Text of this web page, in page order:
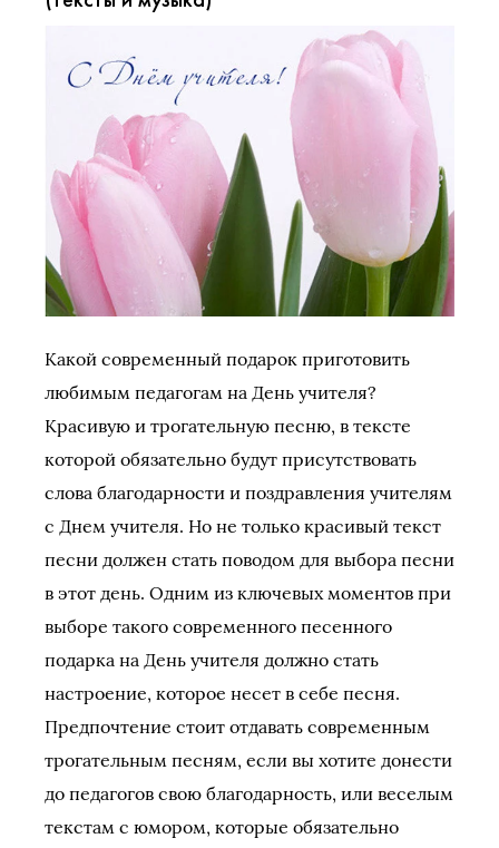
Какой современный подарок приготовить
любимым педагогам на День учителя?
Красивую и трогательную песню, в тексте
которой обязательно будут присутствовать
слова благодарности и поздравления учителям
с Днем учителя. Но не только красивый текст
песни должен стать поводом для выбора песни
в этот день. Одним из ключевых моментов при
выборе такого современного песенного
подарка на День учителя должно стать
настроение, которое несет в себе песня.
Предпочтение стоит отдавать современным
трогательным песням, если вы хотите донести
до педагогов свою благодарность, или веселым
текстам с юмором, которые обязательно